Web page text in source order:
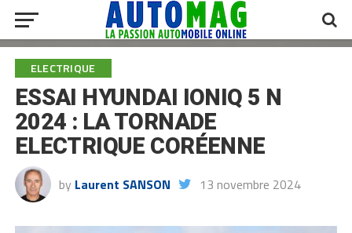
ELECTRIQUE
ESSAI HYUNDAI IONIQ 5 N
2024 : LA TORNADE
ELECTRIQUE CORÉENNE
by Laurent SANSON 13 novembre 2024